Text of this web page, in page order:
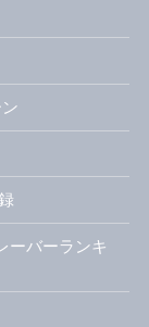
ーバーランキ